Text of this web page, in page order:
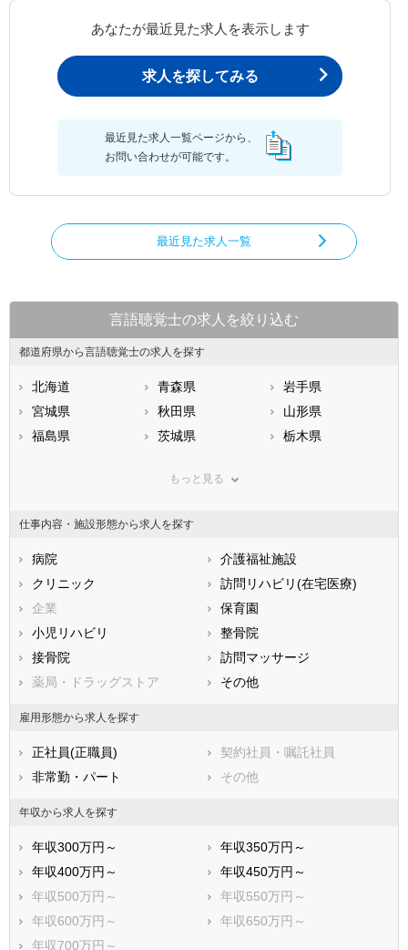
あなたが最近見た求人を表示します
求人を探してみる
最近見た求人一覧ページから、
お問い合わせが可能です。
最近見た求人一覧
言語聴覚士の求人を絞り込む
都道府県から言語聴覚士の求人を探す
北海道 青森県
岩手県
宮城県
秋田県
山形県
福島県
茨城県
栃木県
神奈川県
石川県
福井県
静岡県
三重県
滋賀県
大阪府
兵庫県
鳥取県
広島県
徳島県
香川県
愛媛県
鹿児島県
もっと見る
仕事内容・施設形態から求人を探す
病院
介護福祉施設
クリニック
訪問リハビリ(在宅医療)
企業
保育園
小児リハビリ
整骨院
接骨院
訪問マッサージ
薬局・ドラッグストア
その他
雇用形態から求人を探す
正社員(正職員)
契約社員・嘱託社員
非常勤・パート
その他
年収から求人を探す
年収300万円～
年収350万円～
年収400万円～
年収450万円～
年収500万円～
年収550万円～
年収600万円～
年収650万円～
年収700万円～